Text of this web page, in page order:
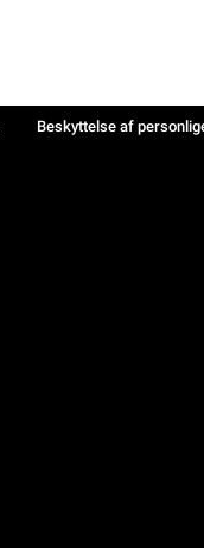
Beskyttelse af